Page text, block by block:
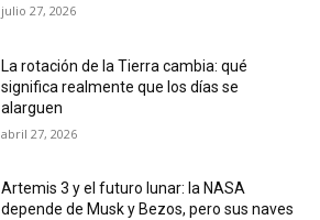
julio 27, 2026
La rotación de la Tierra cambia: qué
significa realmente que los días se
alarguen
abril 27, 2026
Artemis 3 y el futuro lunar: la NASA
depende de Musk y Bezos, pero sus naves